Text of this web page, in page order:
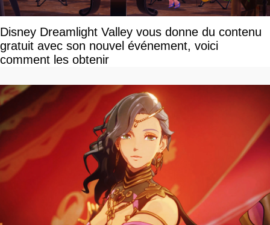
Disney Dreamlight Valley vous donne du contenu
gratuit avec son nouvel événement, voici
comment les obtenir